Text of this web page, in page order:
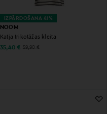
IZPĀRDOŠANA 41%
NOOM
Katja trikotāžas kleita
Discounted Price
35,40 € Original Price
59,90 €